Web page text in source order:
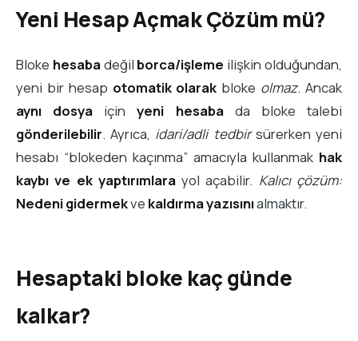
Yeni Hesap Açmak Çözüm mü?
Bloke hesabadeğil borca/işleme ilişkin olduğundan,
yeni bir hesap otomatik olarak bloke olmaz. Ancak
aynı dosya içinyeni hesabada bloke talebi
gönderilebilir. Ayrıca, idari/adli tedbirsürerken yeni
hesabı “blokeden kaçınma” amacıyla kullanmak hak
kaybı ve ek yaptırımlarayol açabilir. Kalıcı çözüm:
Nedeni gidermekve kaldırma yazısınıalmaktır.
Hesaptaki bloke kaç günde
kalkar?